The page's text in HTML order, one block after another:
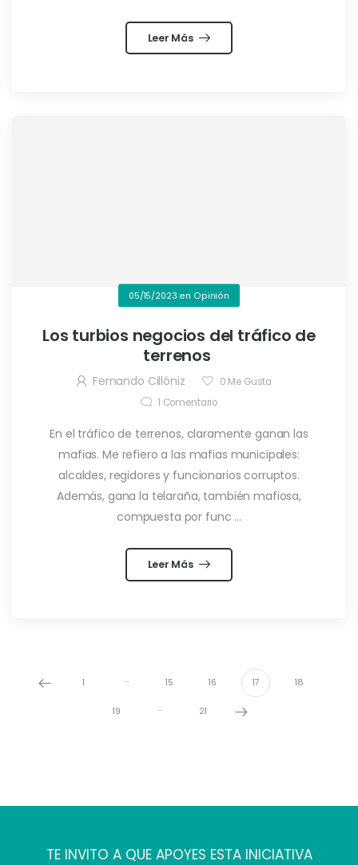
Leer Más
05/15/2023 en Opinión
Los turbios negocios del tráfico de
terrenos
Fernando Cillóniz 0 Me Gusta
1 Comentario
En el tráfico de terrenos, claramente ganan las
mafias. Me refiero a las mafias municipales:
alcaldes, regidores y funcionarios corruptos.
Además, gana la telaraña, también mafiosa,
compuesta por func ...
Leer Más
1 … 15 16 17 18
19 … 21
TE INVITO A QUE APOYES ESTA INICIATIVA